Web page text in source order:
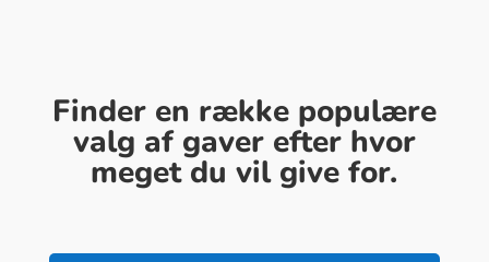
Finder en række populære
valg af gaver efter hvor
meget du vil give for.